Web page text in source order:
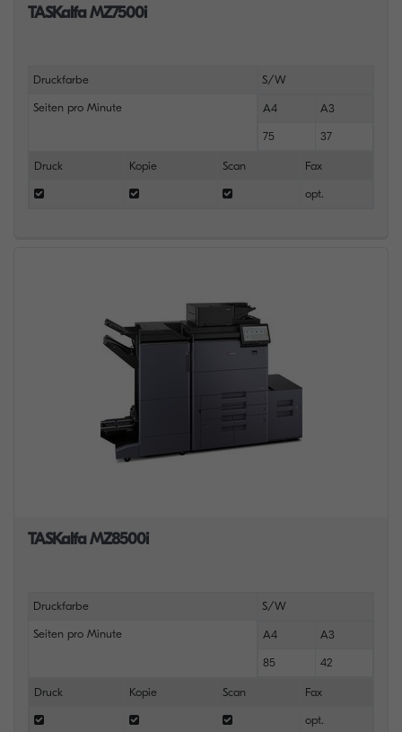
TASKalfa MZ7500i
Druckfarbe S/W
Seiten pro Minute A4 A3
75 37
Druck Kopie Scan Fax
opt.
TASKalfa MZ8500i
Druckfarbe S/W
Seiten pro Minute A4 A3
85 42
Druck Kopie Scan Fax
opt.